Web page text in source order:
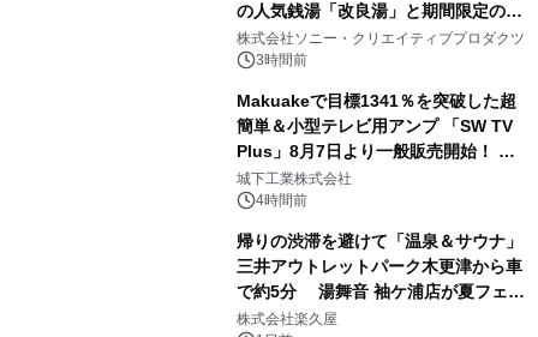
の人気銭湯「改良湯」と期間限定のコ
ラボレーション サウナイキタイコラ
ボグッズも発売決定！
株式会社ソニー・クリエイティブプロダクツ
3時間前
Makuakeで目標1341％を突破した超
簡単＆小型テレビ用アンプ 「SW TV
Plus」8月7日より一般販売開始！ ケ
ーブル1本つなぐだけ、テレビの音が
ぐっと豊かに
城下工業株式会社
4時間前
帰りの渋滞を避けて「温泉＆サウナ」
三井アウトレットパーク木更津から車
で約5分 湯舞音 袖ケ浦店が夏フェア
メニューを提供
株式会社楽久屋